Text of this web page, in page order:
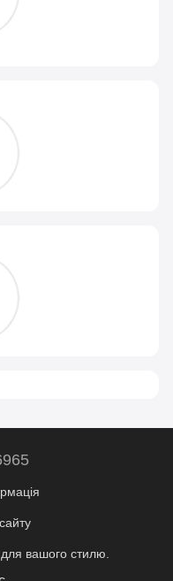
вашого стилю.